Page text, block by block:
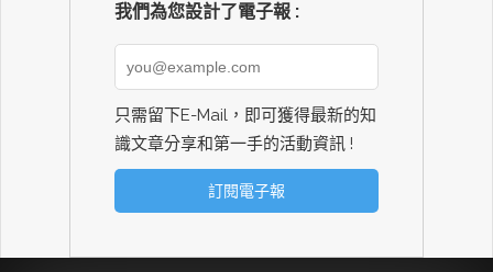
我們為您設計了電子報 :
只需留下E-Mail，即可獲得最新的知
識文章分享和第一手的活動資訊 !